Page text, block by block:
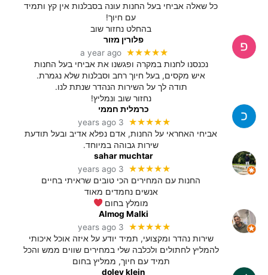
כל שאלה אביחי בעל החנות עונה בסבלנות אין קץ ותמיד
עם חיוך!
בהחלט נחזור שוב
פלורין מזור
★★★★★
a year ago
נכנסנו לחנות במקרה ופגשנו את אביחי בעל החנות
איש מקסים, בעל חיוך רחב וסבלנות שלא נגמרת.
תודה לך על השירות הנהדר שנתת לנו.
נחזור שוב ונמליץ!
כרמלית חממי
★★★★★
3 years ago
אביחי האחראי על החנות, אדם נפלא אדיב ובעל תודעת
שירות גבוהה במיוחד.
sahar muchtar
★★★★★
3 years ago
החנות עם המחירים הכי טובים שראיתי בחיים
אנשים נחמדים מאוד
מומלץ בחום
Almog Malki
★★★★★
3 years ago
שירות נהדר ומקצועי, תמיד יודע על איזה אוכל איכותי
להמליץ לחתולים ולכלבה שלי במחירים שווים ממש והכל
תמיד עם חיוך, ממליץ בחום
dolev klein